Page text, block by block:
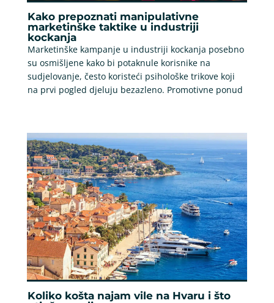
Kako prepoznati manipulativne
marketinške taktike u industriji
kockanja
Marketinške kampanje u industriji kockanja posebno
su osmišljene kako bi potaknule korisnike na
sudjelovanje, često koristeći psihološke trikove koji
na prvi pogled djeluju bezazleno. Promotivne ponud
Koliko košta najam vile na Hvaru i što